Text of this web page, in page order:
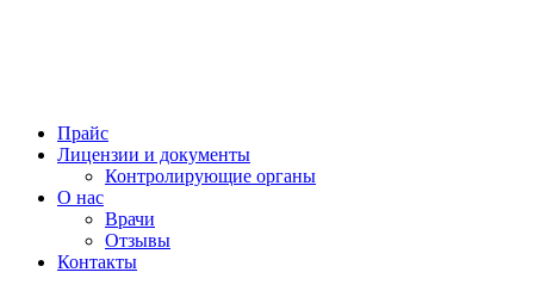
Прайс
Лицензии и документы
Контролирующие органы
О нас
Врачи
Отзывы
Контакты